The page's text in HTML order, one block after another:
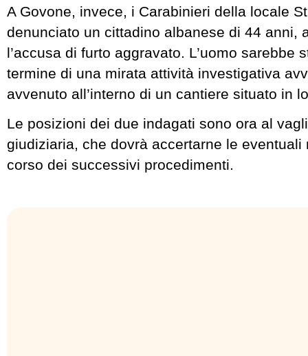
A Govone, invece, i Carabinieri della locale
denunciato un cittadino albanese di 44 anni,
l’accusa di furto aggravato. L’uomo sarebbe
termine di una mirata attività investigativa
avvenuto all’interno di un cantiere situato in
Le posizioni dei due indagati sono ora al
giudiziaria, che dovrà accertarne le eventuali
corso dei successivi procedimenti.